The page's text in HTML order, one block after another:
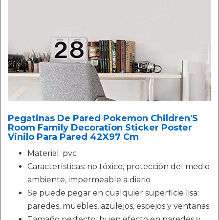
Pegatinas De Pared Pokemon Children'S
Room Family Decoration Sticker Poster
Vinilo Para Pared 42X97 Cm
Material: pvc
Características: no tóxico, protección del medio
ambiente, impermeable a diario
Se puede pegar en cualquier superficie lisa:
paredes, muebles, azulejos, espejos y ventanas.